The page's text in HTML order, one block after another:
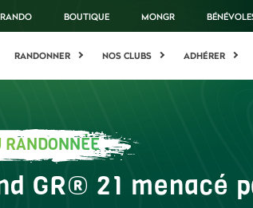
BOUTIQUE MONGR
RANDONNER NOS CLUBS ADHÉRER
RANDONNÉE
GR® 21 menacé